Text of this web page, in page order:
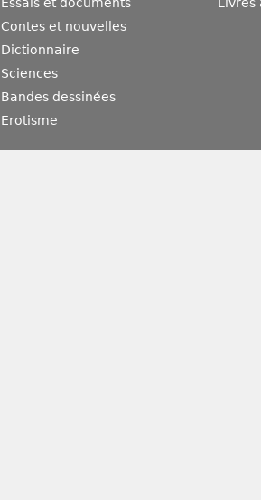
Essais et documents
Contes et nouvelles
Dictionnaire
Sciences
Bandes dessinées
Erotisme
Livres